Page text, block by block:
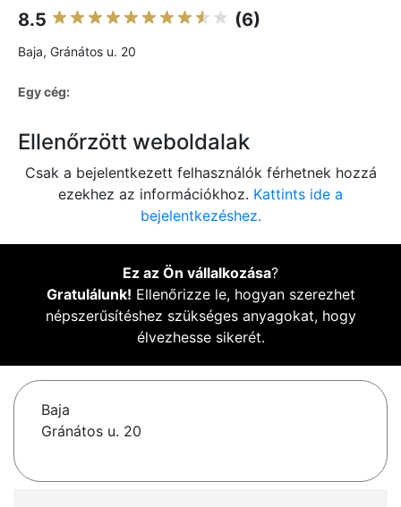
8.5 (6)
Baja, Gránátos u. 20
Egy cég:
Ellenőrzött weboldalak
Csak a bejelentkezett felhasználók férhetnek hozzá
ezekhez az információkhoz. Kattints ide a
bejelentkezéshez.
Ez az Ön vállalkozása?
Gratulálunk! Ellenőrizze le, hogyan szerezhet
népszerűsítéshez szükséges anyagokat, hogy
élvezhesse sikerét.
Baja
Gránátos u. 20